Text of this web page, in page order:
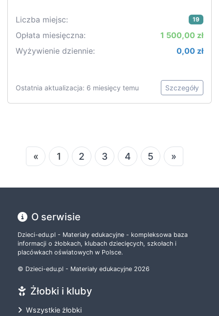
Liczba miejsc: 19
Opłata miesięczna:
1 500,00 zł
Wyżywienie dziennie:
0,00 zł
Ostatnia aktualizacja: 6 miesięcy temu Szczegóły
« 1 2 3 4 5 »
O serwisie
Dzieci-edu.pl - Materiały edukacyjne - kompleksowa baza
informacji o żłobkach, klubach dziecięcych, szkołach i
placówkach oświatowych w Polsce.
© Dzieci-edu.pl - Materiały edukacyjne 2026
Żłobki i kluby
Wszystkie żłobki